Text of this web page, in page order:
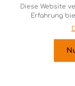
Diese Website
Erfahrung